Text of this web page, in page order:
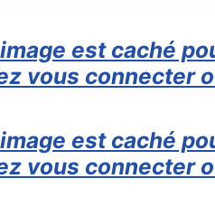
est caché
vous connecter
est caché
vous connecter